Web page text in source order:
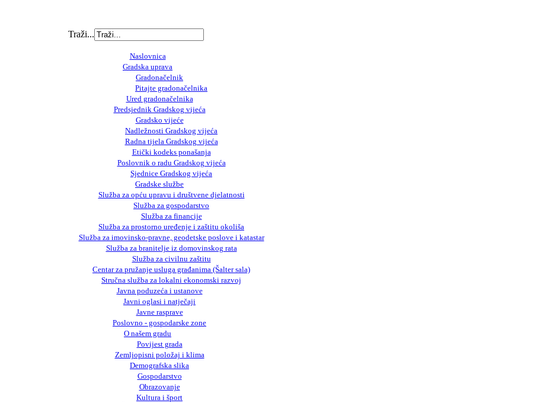
Traži...
Naslovnica
Gradska uprava
Gradonačelnik
Pitajte gradonačelnika
Ured gradonačelnika
Predsjednik Gradskog vijeća
Gradsko vijeće
Nadležnosti Gradskog vijeća
Radna tijela Gradskog vijeća
Etički kodeks ponašanja
Poslovnik o radu Gradskog vijeća
Sjednice Gradskog vijeća
Gradske službe
Služba za opću upravu i društvene djelatnosti
Služba za gospodarstvo
Služba za financije
Služba za prostorno uređenje i zaštitu okoliša
Služba za imovinsko-pravne, geodetske poslove i katastar
Služba za branitelje iz domovinskog rata
Služba za civilnu zaštitu
Centar za pružanje usluga građanima (Šalter sala)
Stručna služba za lokalni ekonomski razvoj
Javna poduzeća i ustanove
Javni oglasi i natječaji
Javne rasprave
Poslovno - gospodarske zone
O našem gradu
Povijest grada
Zemljopisni položaj i klima
Demografska slika
Gospodarstvo
Obrazovanje
Kultura i šport